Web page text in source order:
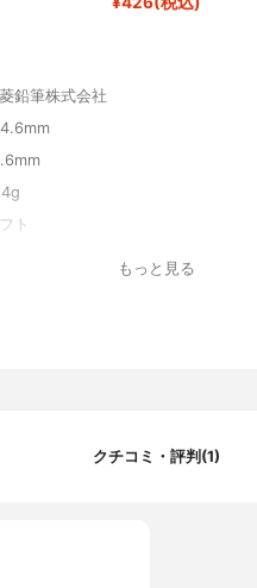
鉛筆株式会社
ト
もっと見る
クチコミ・評判(1)